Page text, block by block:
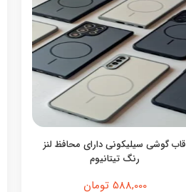
قاب گوشی سیلیکونی دارای محافظ لنز
رنگ تیتانیوم
588,000 تومان